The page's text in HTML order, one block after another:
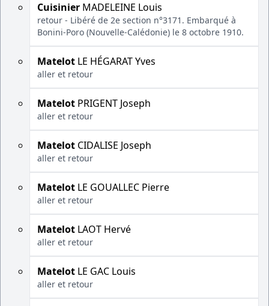
Cuisinier MADELEINE Louis
retour - Libéré de 2e section n°3171. Embarqué à
Bonini-Poro (Nouvelle-Calédonie) le 8 octobre 1910.
Matelot LE HÉGARAT Yves
aller et retour
Matelot PRIGENT Joseph
aller et retour
Matelot CIDALISE Joseph
aller et retour
Matelot LE GOUALLEC Pierre
aller et retour
Matelot LAOT Hervé
aller et retour
Matelot LE GAC Louis
aller et retour